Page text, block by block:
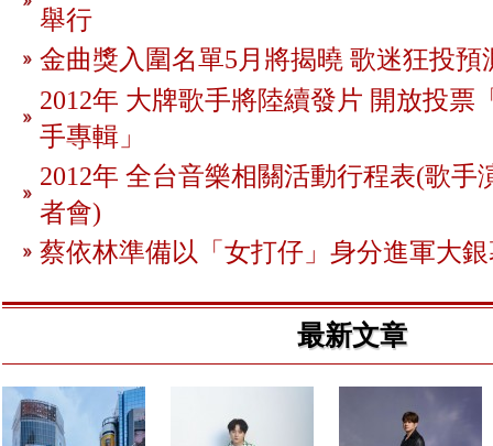
舉行
金曲獎入圍名單5月將揭曉 歌迷狂投預
2012年 大牌歌手將陸續發片 開放投票
手專輯」
2012年 全台音樂相關活動行程表(歌手
者會)
蔡依林準備以「女打仔」身分進軍大
最新文章